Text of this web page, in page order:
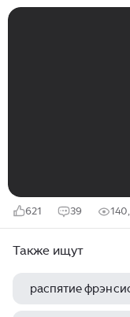
621 39
Также ищут
распятие